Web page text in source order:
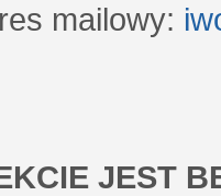
mailowy:
JEST